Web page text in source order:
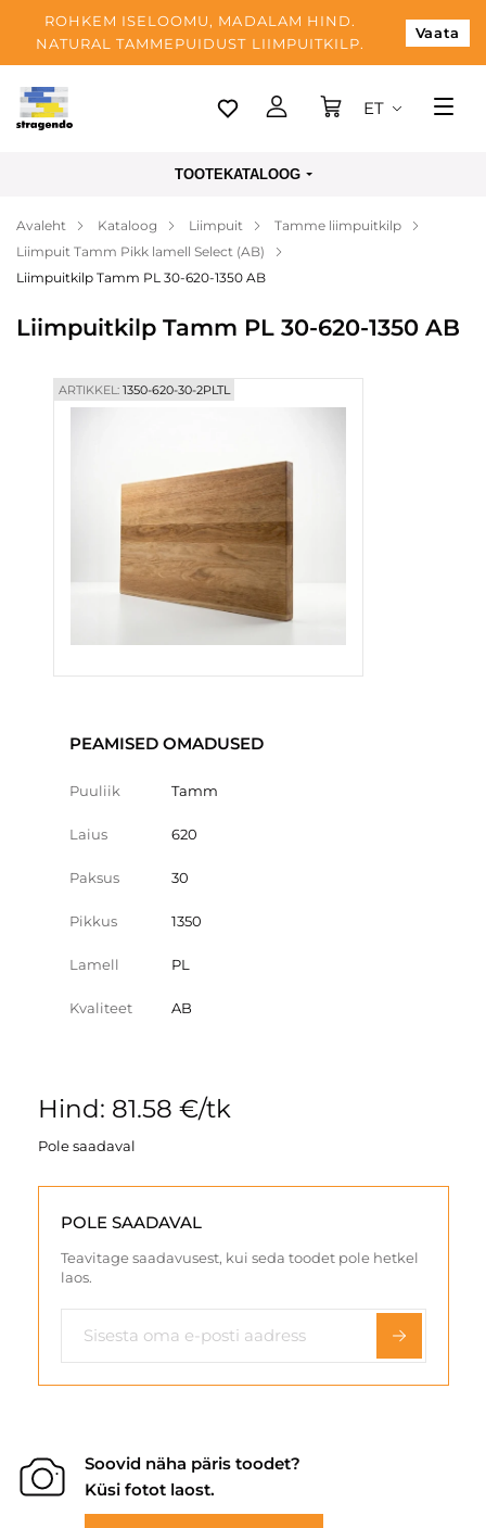
ROHKEM ISELOOMU, MADALAM HIND.
NATURAL TAMMEPUIDUST LIIMPUITKILP.
Vaata
Tallinn
Makse
Meist
ET
TOOTEKATALOOG
Avaleht Kataloog Liimpuit
Tamme liimpuitkilp
Liimpuit Tamm Pikk lamell Select (AB)
Liimpuitkilp Tamm PL 30-620-1350 AB
Liimpuitkilp Tamm PL 30-620-1350 AB
ARTIKKEL:1350-620-30-2PLTL
PEAMISED OMADUSED
Puuliik Tamm
Laius 620
Paksus 30
Pikkus 1350
Lamell PL
Kvaliteet AB
Hind: 81.58 €/tk
Pole saadaval
POLE SAADAVAL
Teavitage saadavusest, kui seda toodet pole hetkel
laos.
Soovid näha päris toodet?
Küsi fotot laost.